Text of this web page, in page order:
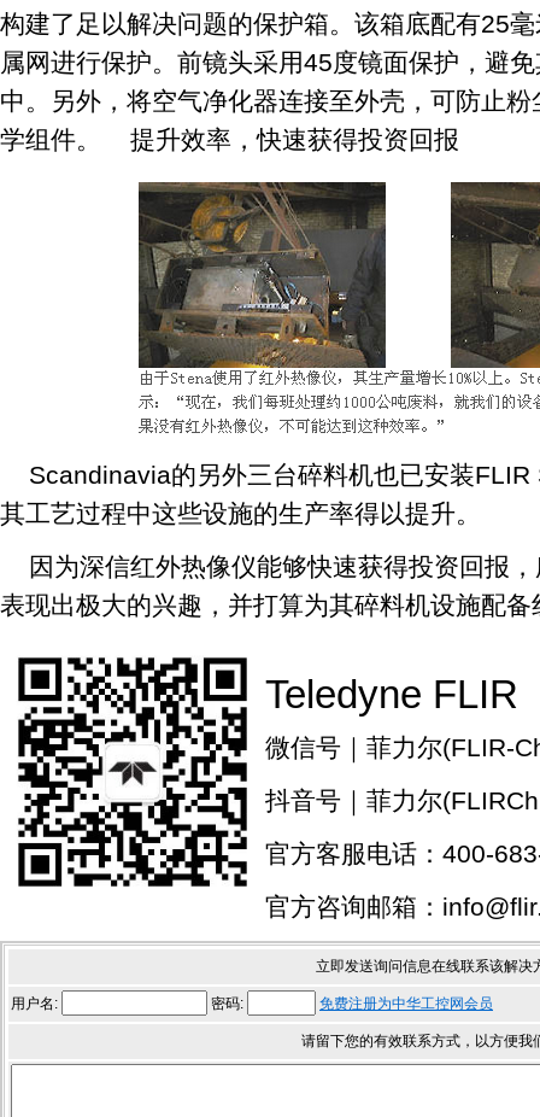
构建了足以解决问题的保护箱。该箱底配有25
属网进行保护。前镜头采用45度镜面保护，避
中。另外，将空气净化器连接至外壳，可防止
学组件。 提升效率，快速获得投资回报
Scandinavia的另外三台碎料机也已安装
其工艺过程中这些设施的生产率得以提升。
因为深信红外热像仪能够快速获得投资回报
表现出极大的兴趣，并打算为其碎料机设施配备
Teledyne FLIR
微信号｜菲力尔(FLIR-
抖音号｜菲力尔
官方客服电话：400-
官方咨询邮箱：
立即发送询问信息在线联系该解决
用户名: 密码: 免费注册为中华工控网会员
请留下您的有效联系方式，以方便我